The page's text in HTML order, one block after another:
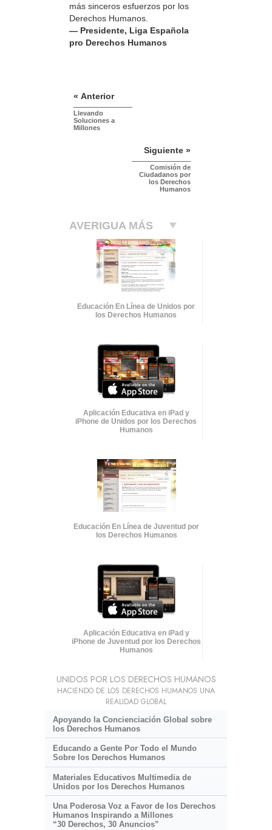
más sinceros esfuerzos por los
Derechos Humanos.
— Presidente, Liga Española
pro Derechos Humanos
« Anterior
Llevando
Soluciones a
Millones
Siguiente »
Comisión de
Ciudadanos por
los Derechos
Humanos
AVERIGUA MÁS
Educación En Línea de Unidos por
los Derechos Humanos
Aplicación Educativa en iPad y
iPhone de Unidos por los Derechos
Humanos
Educación En Línea de Juventud por
los Derechos Humanos
Aplicación Educativa en iPad y
iPhone de Juventud por los Derechos
Humanos
UNIDOS POR LOS DERECHOS HUMANOS
HACIENDO DE LOS DERECHOS HUMANOS UNA
REALIDAD GLOBAL
Apoyando la Concienciación Global sobre
los Derechos Humanos
Educando a Gente Por Todo el Mundo
Sobre los Derechos Humanos
Materiales Educativos Multimedia de
Unidos por los Derechos Humanos
Una Poderosa Voz a Favor de los Derechos
Humanos Inspirando a Millones
“30 Derechos, 30 Anuncios”